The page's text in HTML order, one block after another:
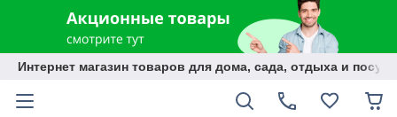
Интернет магазин товаров для дома, сада, отдыха и